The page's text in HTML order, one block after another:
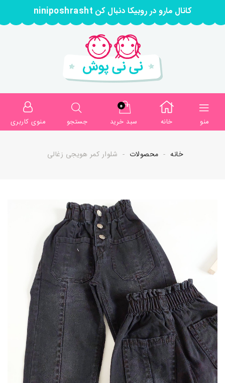
کانال مارو در روبیکا دنبال کن niniposhrasht
منو خانه
0
سبد خرید
جستجو منوی کاربری
خانه محصولات شلوار کمر هویجی زغالی